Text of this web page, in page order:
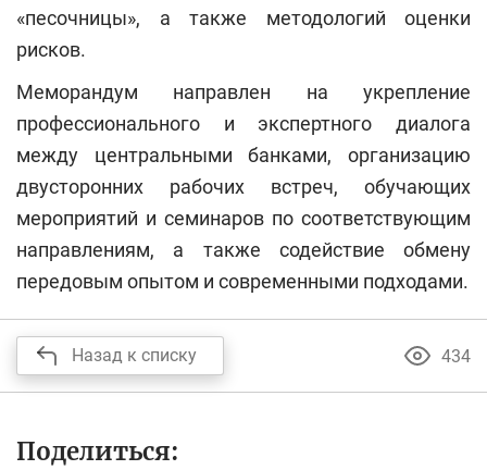
«песочницы», а также методологий оценки
рисков.
Меморандум направлен на укрепление
профессионального и экспертного диалога
между центральными банками, организацию
двусторонних рабочих встреч, обучающих
мероприятий и семинаров по соответствующим
направлениям, а также содействие обмену
передовым опытом и современными подходами.
Назад к списку 434
Поделиться: